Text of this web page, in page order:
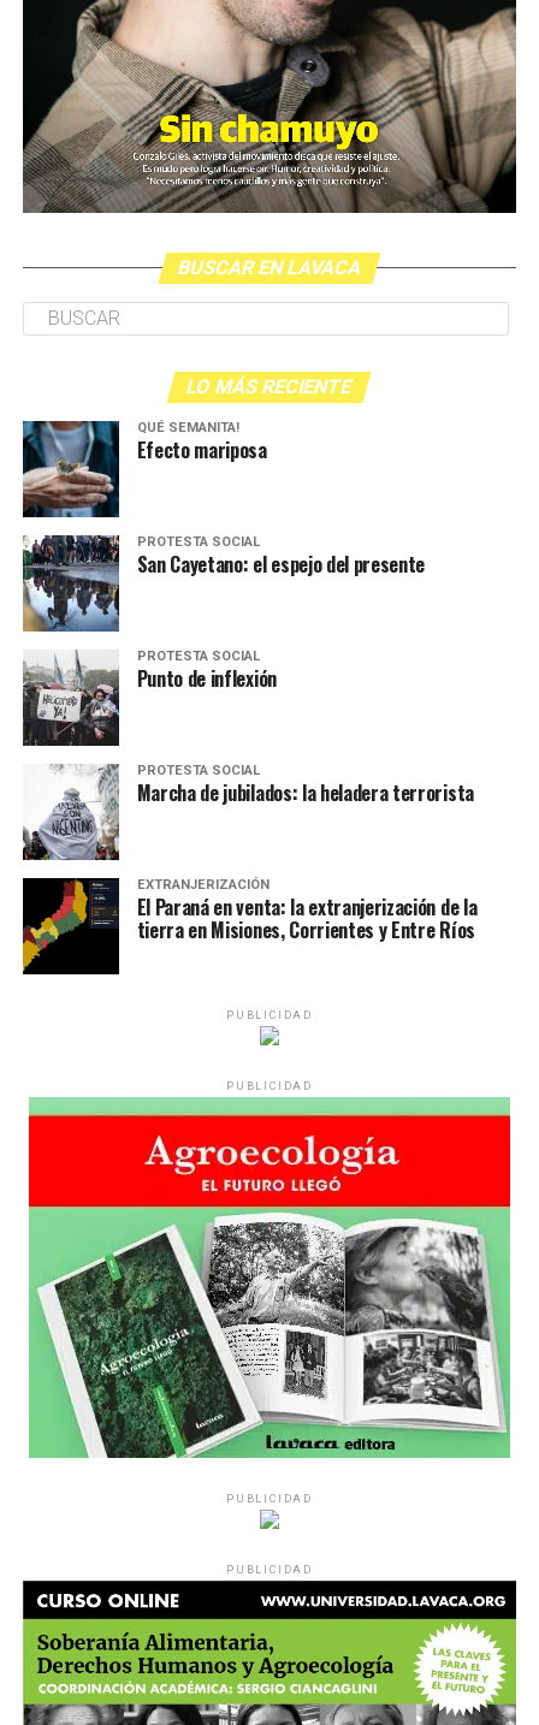
BUSCAR EN LAVACA
LO MÁS RECIENTE
QUÉ SEMANITA!
Efecto mariposa
PROTESTA SOCIAL
San Cayetano: el espejo del presente
PROTESTA SOCIAL
Punto de inflexión
PROTESTA SOCIAL
Marcha de jubilados: la heladera terrorista
EXTRANJERIZACIÓN
El Paraná en venta: la extranjerización de la
tierra en Misiones, Corrientes y Entre Ríos
PUBLICIDAD
PUBLICIDAD
PUBLICIDAD
PUBLICIDAD